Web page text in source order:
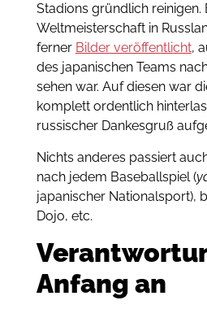
Stadions gründlich reinigen.
Weltmeisterschaft in
ferner Bilder veröffentlicht,
des japanischen Teams
sehen war. Auf diesen war
komplett ordentlich
russischer Dankesgruß
Nichts anderes passiert
nach jedem Baseballspiel (
japanischer Nationalsport),
Dojo, etc.
Anfang an